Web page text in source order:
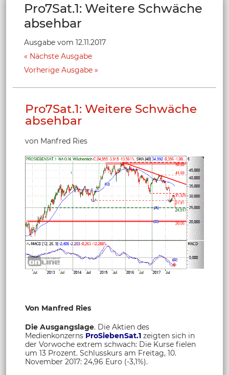
Pro7Sat.1: Weitere Schwäche
absehbar
Ausgabe vom 12.11.2017
Nächste Ausgabe
Vorherige Ausgabe
Pro7Sat.1: Weitere Schwäche
absehbar
von Manfred Ries
Von Manfred Ries
Die Ausgangslage. Die Aktien des
Medienkonzerns ProSiebenSat.1 zeigten sich in
der Vorwoche extrem schwach: Die Kurse fielen
um 13 Prozent. Schlusskurs am Freitag, 10.
November 2017: 24,96 Euro (-3,1%).